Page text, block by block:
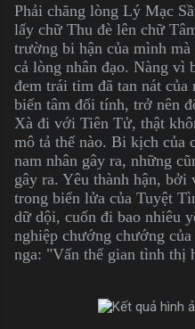
Phải chăng lòng Lý Mạc
lấy chữ Thu đè lên chữ
trường bi hận của mình mà
cả lòng nhân đạo. Nàng vì
đem trái tim đã tan nát của
biến tâm đổi tính, trở nên
Xà đi với Tiên Tử, thật
mô tả thế nào. Bi kịch của
nam nhân gây ra, những
gây ra. Yêu thành hận, bởi
trong biển lửa của Tuyệt
dữ dội, cuốn đi bao nhiêu
nghiệp chướng chướng
nga: "Vấn thế gian tình thị